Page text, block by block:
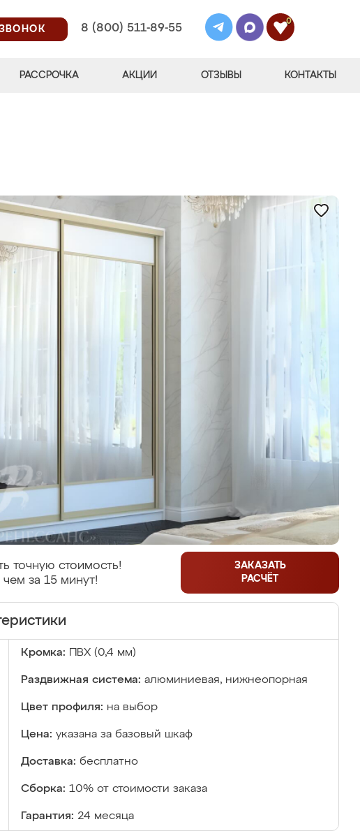
8 (800) 511-89-55
0
РАССРОЧКА АКЦИИ ОТЗЫВЫ КОНТАКТЫ
точную стоимость!
за 15 минут!
ЗАКАЗАТЬ
РАСЧЁТ
Кромка: ПВХ (0,4 мм)
Раздвижная система: алюминиевая, нижнеопорная
Цвет профиля: на выбор
Цена: указана за базовый шкаф
Доставка: бесплатно
Сборка: 10% от стоимости заказа
Гарантия: 24 месяца